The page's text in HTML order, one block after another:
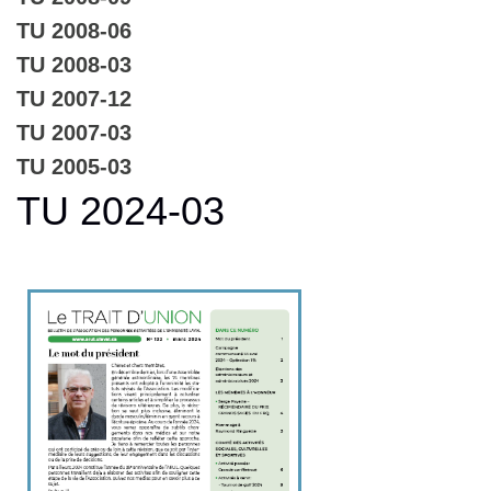
TU 2008-06
TU 2008-03
TU 2007-12
TU 2007-03
TU 2005-03
TU 2024-03